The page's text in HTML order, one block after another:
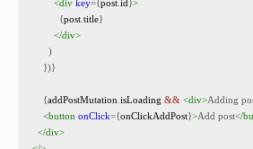
<div key={post id}>
{post title}
</div>
)
})}
{addPostMutation isLoading && <div>Adding
<button onClick={onClickAddPost}>Add post</
</div>